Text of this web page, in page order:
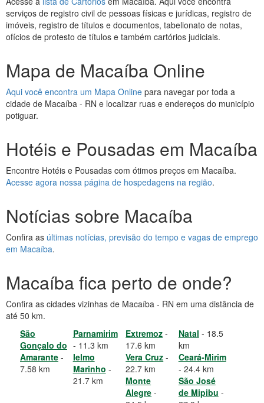
serviços de registro civil de pessoas físicas e jurídicas, registro de
imóveis, registro de títulos e documentos, tabelionato de notas,
ofícios de protesto de títulos e também cartórios judiciais.
Mapa de Macaíba Online
Aqui você encontra um Mapa Online para navegar por toda a
cidade de Macaíba - RN e localizar ruas e endereços do município
potiguar.
Hotéis e Pousadas em Macaíba
Encontre Hotéis e Pousadas com ótimos preços em Macaíba.
Acesse agora nossa página de hospedagens na região.
Notícias sobre Macaíba
Confira as últimas notícias, previsão do tempo e vagas de emprego
em Macaíba.
Macaíba fica perto de onde?
Confira as cidades vizinhas de Macaíba - RN em uma distância de
até 50 km.
São
Gonçalo do
Amarante -
7.58 km
Parnamirim
- 11.3 km
Extremoz -
17.6 km
Natal - 18.5
km
Ielmo
Marinho -
21.7 km
Vera Cruz -
22.7 km
Ceará-Mirim
- 24.4 km
Monte
Alegre -
São José
de Mipibu -